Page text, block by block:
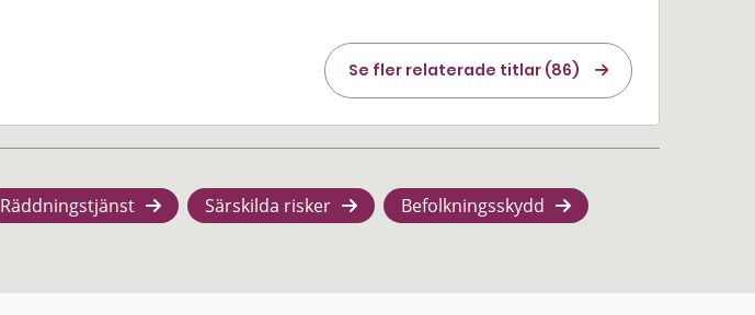
Se fler relaterade titlar (86)
Räddningstjänst Särskilda risker Befolkningsskydd